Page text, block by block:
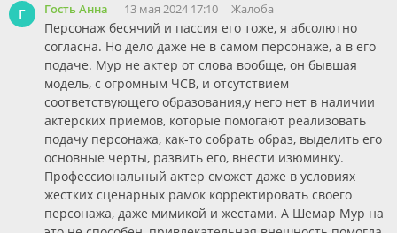
Г Гость Анна 13 мая 2024 17:10 Жалоба
Персонаж бесячий и пассия его тоже, я абсолютно
согласна. Но дело даже не в самом персонаже, а в его
подаче. Мур не актер от слова вообще, он бывшая
модель, с огромным ЧСВ, и отсутствием
соответствующего образования,у него нет в наличии
актерских приемов, которые помогают реализовать
подачу персонажа, как-то собрать образ, выделить его
основные черты, развить его, внести изюминку.
Профессиональный актер сможет даже в условиях
жестких сценарных рамок корректировать своего
персонажа, даже мимикой и жестами. А Шемар Мур на